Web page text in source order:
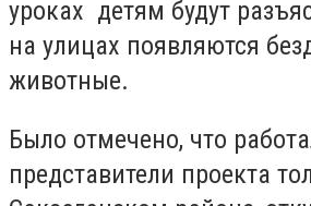
уроках детям будут
на улицах появляются
животные.
Было отмечено, что
представители проекта